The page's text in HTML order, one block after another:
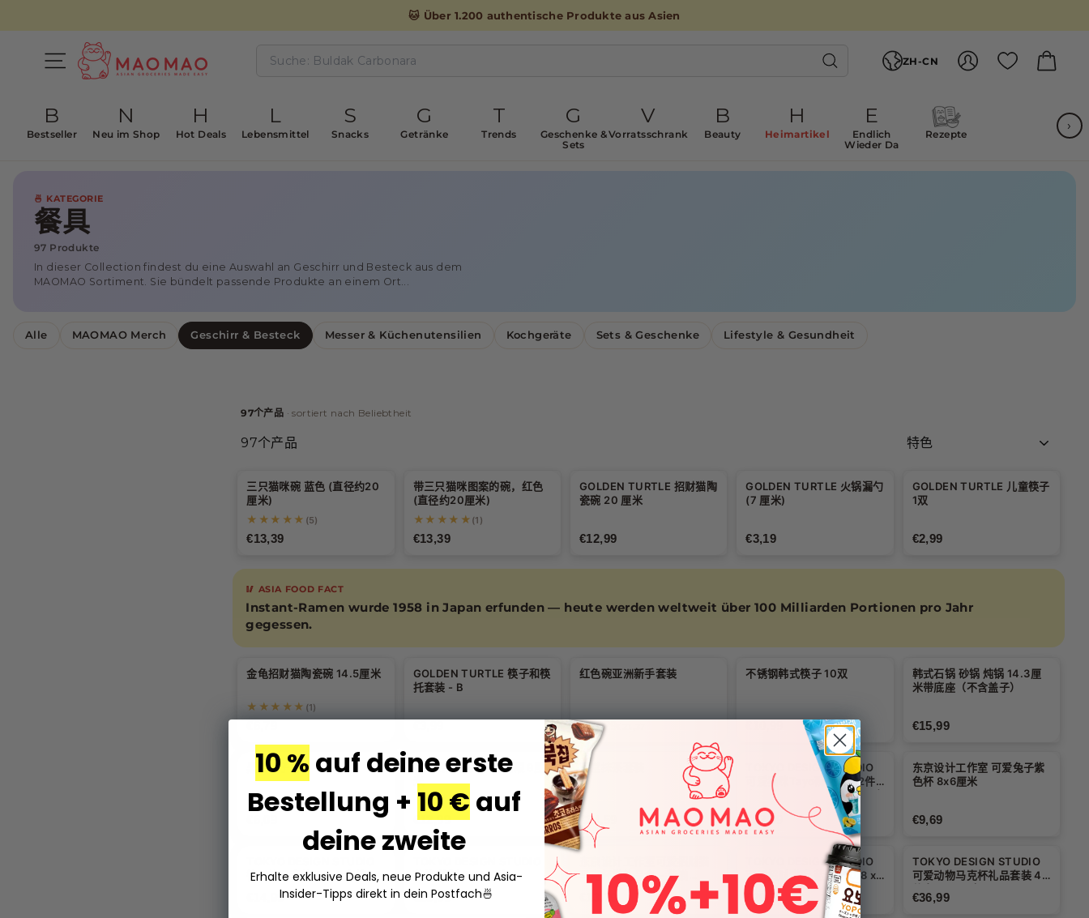
🐱 Über 1.200 authentische Produkte aus Asien
页面导航
M
A
言
ZH-CN 账户 购物冒险
B
Bestseller
N
Neu im Shop
H
Hot Deals
L
Lebensmittel
S
Snacks
G
Getränke
T
Trends
G
Geschenke &
Sets
V
Vorratsschrank
B
Beauty
H
Heimartikel
E
Endlich
Wieder Da
Rezepte
›
🍜 KATEGORIE
餐具
97 Produkte
In dieser Collection findest du eine Auswahl an Geschirr und Besteck aus dem
MAOMAO Sortiment. Sie bündelt passende Produkte an einem Ort...
Alle MAOMAO Merch Geschirr & Besteck Messer & Küchenutensilien Kochgeräte Sets & Geschenke Lifestyle & Gesundheit
97个产品 · sortiert nach Beliebtheit
97个产品
排
式
三只猫咪碗 蓝色 (直径约20
厘米)
★★★★★ (5)
€13,39
带三只猫咪图案的碗，红色
(直径约20厘米)
★★★★★ (1)
€13,39
GOLDEN TURTLE 招财猫陶
瓷碗 20 厘米
€12,99
GOLDEN TURTLE 火锅漏勺
(7 厘米)
€3,19
GOLDEN TURTLE 儿童筷子
1双
€2,99
🥢 ASIA FOOD FACT
Instant-Ramen wurde 1958 in Japan erfunden — heute werden weltweit über 100 Milliarden Portionen pro Jahr
gegessen.
金龟招财猫陶瓷碗 14.5厘米
★★★★★ (1)
GOLDEN TURTLE 筷子和筷
托套装 - B
-10%
红色碗亚洲新手套装
€19,29
不锈钢韩式筷子 10双
韩式石锅 砂锅 炖锅 14.3厘
米带底座（不含盖子）
€15,99
黑色筷子5双
★★★★★(1)
摇头招财猫 太阳能闭眼 9厘
米
€12,99
玉堂抹茶套装
€34,59
TOKYO DESIGN STUDIO
可爱猫咪Tayo碗筷套装2件
套 – 14.9x6.7 厘米 / 500 毫
升 – 蓝/白
€32,99
东京设计工作室 可爱兔子紫
色杯 8x6厘米
€9,69
筷子礼品套装/5云朵表情
€14,99
茶筅 竹制 6x11 厘米
€23,99
马克杯带礼品盒 – 蓝猫
（8.5x10.2 厘米，340 毫
€13,79
TOKYO DESIGN STUDIO
可爱招财猫碗 蓝色 (20.8 x
8 厘米)
€20,39
TOKYO DESIGN STUDIO
可爱动物马克杯礼品套装 4
€36,99
10 % auf deine erste
Bestellung + 10 € auf
deine zweite
Erhalte exklusive Deals, neue Produkte und Asia-
Insider-Tipps direkt in dein Postfach🍜